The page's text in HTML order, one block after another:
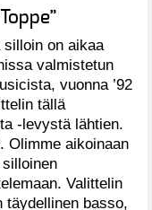
on aikaa
valmistetun
vuonna ’92
tällä
-levystä lähtien.
Olimme aikoinaan
Valittelin
täydellinen basso,